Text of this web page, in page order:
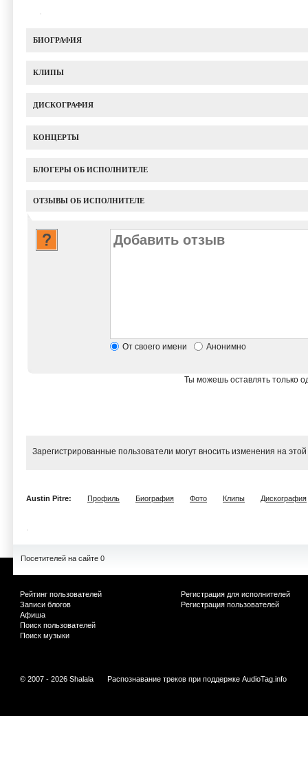
БИОГРАФИЯ
КЛИПЫ
ДИСКОГРАФИЯ
КОНЦЕРТЫ
БЛОГЕРЫ ОБ ИСПОЛНИТЕЛЕ
ОТЗЫВЫ ОБ ИСПОЛНИТЕЛЕ
От своего имени Анонимно
Ты можешь оставлять только
Зарегистрированные пользователи могут вносить изменения на
Austin Pitre: Профиль Биография Фото Клипы Дискография
Посетителей на сайте 0
Рейтинг пользователей
Записи блогов
Афиша
Поиск пользователей
Поиск музыки
Регистрация для исполнителей
Регистрация пользователей
© 2007 - 2026 Shalala Распознавание треков при поддержке AudioTag.info